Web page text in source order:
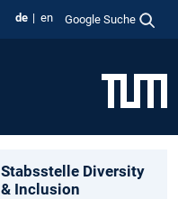
de en Google Suche
Stabsstelle Diversity
& Inclusion